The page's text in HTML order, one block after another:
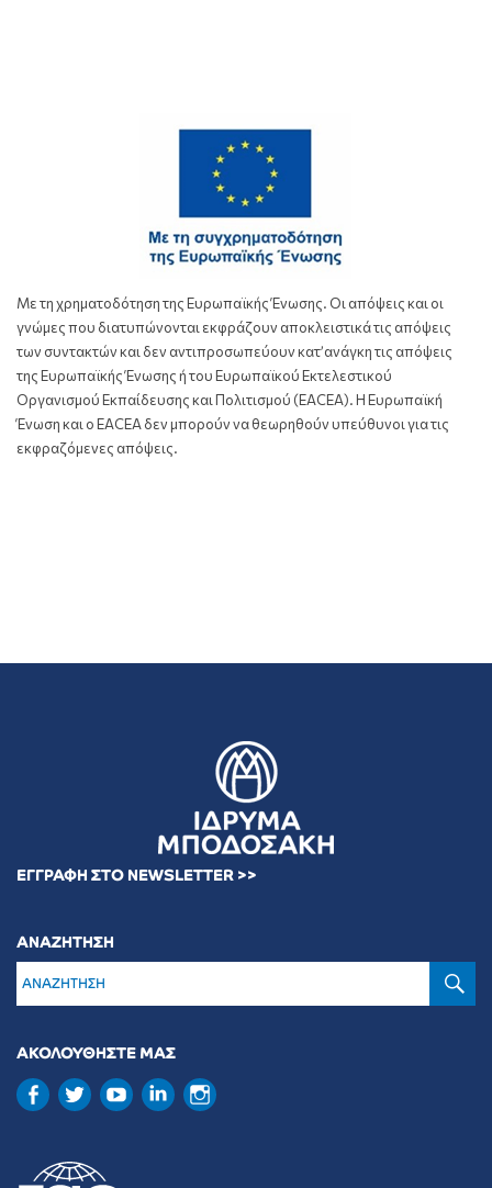
Με τη χρηματοδότηση της Ευρωπαϊκής Ένωσης. Οι απόψεις και οι
γνώμες που διατυπώνονται εκφράζουν αποκλειστικά τις απόψεις
των συντακτών και δεν αντιπροσωπεύουν κατ’ανάγκη τις απόψεις
της Ευρωπαϊκής Ένωσης ή του Ευρωπαϊκού Εκτελεστικού
Οργανισμού Εκπαίδευσης και Πολιτισμού (EACEA). Η Ευρωπαϊκή
Ένωση και ο EACEA δεν μπορούν να θεωρηθούν υπεύθυνοι για τις
εκφραζόμενες απόψεις.
ΕΓΓΡΑΦΗ ΣΤΟ NEWSLETTER >>
ΑΝΑΖΗΤΗΣΗ
ΑΚΟΛΟΥΘΗΣΤΕ ΜΑΣ